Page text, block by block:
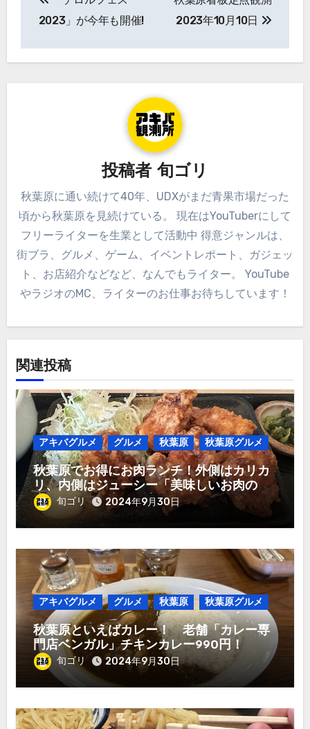
稿
ビ
ン
2023」が今年も開催!
2023年10月10日
投稿者 旬ゴリ
秋葉原に通い続けて40年、UDXがまだ青果市場だった
頃から秋葉原を見続けている。 現在はYouTuberにして
フリーライターを生業として活動中 得意ジャンルは、
街ブラ、グルメ、ゲーム、イベントレポート、ガジェッ
ト、お店紹介などなど、なんでもライター。 YouTube
やラジオのMC、ライターのお仕事お待ちしています！
関連投稿
アキバグルメ グルメ 秋葉原 秋葉原グルメ
秋葉原でお得にお肉ランチ！外側はカリカ
リ、内側はジューシー「美味しいお肉のお
店 やまの」唐揚げ定食980円！
旬ゴリ 2024年9月30日
アキバグルメ グルメ 秋葉原 秋葉原グルメ
秋葉原といえばカレー！ 老舗「カレー専
門店ベンガル」チキンカレー990円！
旬ゴリ 2024年9月30日